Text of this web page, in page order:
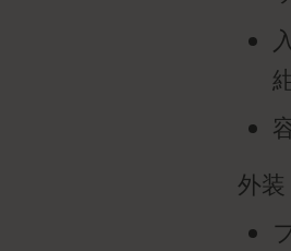
外装